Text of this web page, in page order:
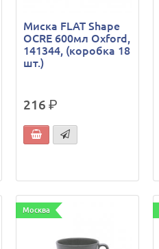
Миска FLAT Shape
OCRE 600мл Oxford,
141344, (коробка 18
шт.)
216 р.
Москва